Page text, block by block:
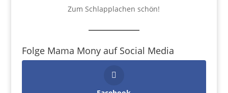
Zum Schlapplachen schön!
Folge Mama Mony auf Social Media